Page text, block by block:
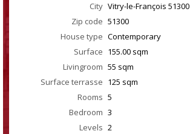
City Vitry-le-François 51300
Zip code 51300
House type Contemporary
Surface 155.00 sqm
Livingroom 55 sqm
Surface terrasse 125 sqm
Rooms 5
Bedroom 3
Levels 2